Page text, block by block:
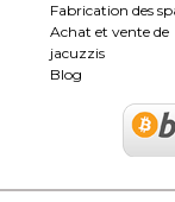
Fabrication des
Achat et vente de
jacuzzis
Blog